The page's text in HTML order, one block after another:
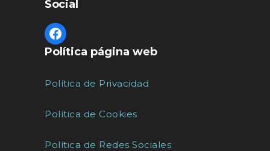
Social
Política página web
Política de Privacidad
Política de Cookies
Política de Redes Sociales